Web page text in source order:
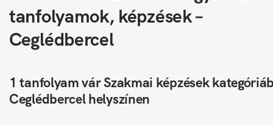
tanfolyamok, képzések –
Ceglédbercel
1 tanfolyam vár Szakmai képzések
Ceglédbercel helyszínen